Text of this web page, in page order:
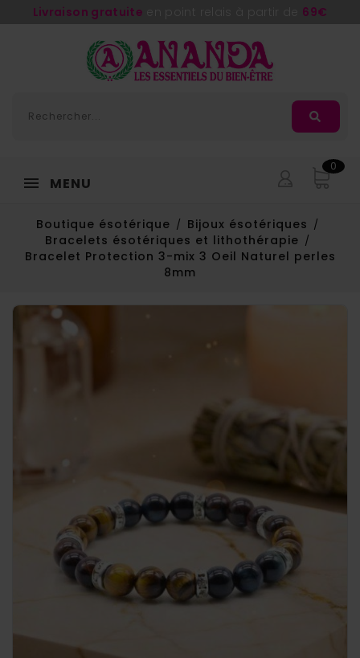
MENU
0
Boutique ésotérique
Bijoux ésotériques
Bracelets ésotériques et lithothérapie
Bracelet Protection 3-mix 3 Oeil Naturel perles
8mm